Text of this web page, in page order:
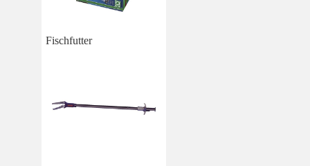
Fischfutter